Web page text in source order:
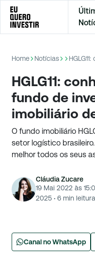
Home Notícias
HGLG11:
fundo de
imobiliário
O fundo imobiliário
setor logístico
melhor todos os seus
Cláudia Zucare
19 Mai 2022 às
2025 · 6 min leitura
Canal no WhatsApp